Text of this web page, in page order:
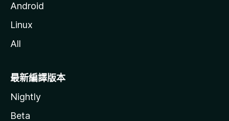
Android
Linux
All
最新編譯版本
Nightly
Beta